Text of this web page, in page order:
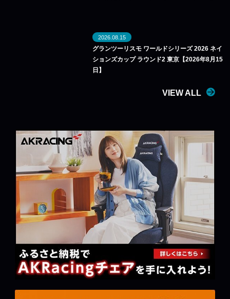
2026.08.15
グランツーリスモ ワールドシリーズ 2026 ネイ
ションズカップ ラウンド2 東京【2026年8月15
日】
VIEW ALL